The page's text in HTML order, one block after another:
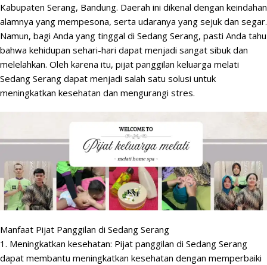
Kabupaten Serang, Bandung. Daerah ini dikenal dengan keindahan
alamnya yang mempesona, serta udaranya yang sejuk dan segar.
Namun, bagi Anda yang tinggal di Sedang Serang, pasti Anda tahu
bahwa kehidupan sehari-hari dapat menjadi sangat sibuk dan
melelahkan. Oleh karena itu, pijat panggilan keluarga melati
Sedang Serang dapat menjadi salah satu solusi untuk
meningkatkan kesehatan dan mengurangi stres.
Manfaat Pijat Panggilan di Sedang Serang
1. Meningkatkan kesehatan: Pijat panggilan di Sedang Serang
dapat membantu meningkatkan kesehatan dengan memperbaiki